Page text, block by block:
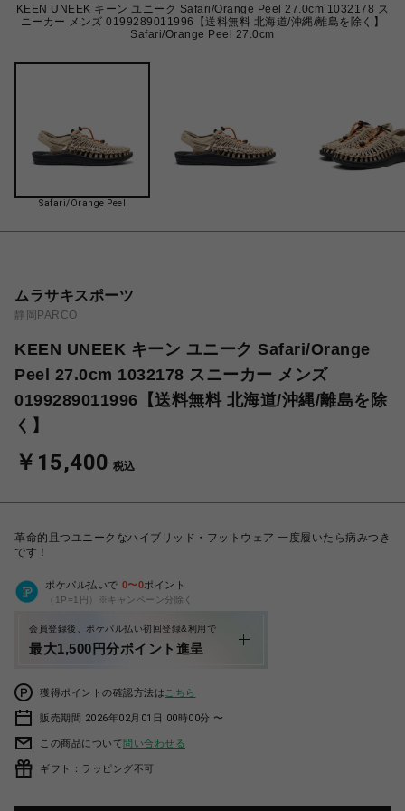
KEEN UNEEK キーン ユニーク Safari/Orange Peel 27.0cm 1032178 ス
ニーカー メンズ 0199289011996【送料無料 北海道/沖縄/離島を除く】
Safari/Orange Peel 27.0cm
Safari/Orange Peel
ムラサキスポーツ
静岡PARCO
KEEN UNEEK キーン ユニーク Safari/Orange
Peel 27.0cm 1032178 スニーカー メンズ
0199289011996【送料無料 北海道/沖縄/離島を除
く】
￥15,400 税込
革命的且つユニークなハイブリッド・フットウェア 一度履いたら病みつき
です！
ポケパル払いで 0〜0ポイント
（1P=1円）※キャンペーン分除く
会員登録後、ポケパル払い初回登録&利用で
最大1,500円分ポイント進呈
獲得ポイントの確認方法は こちら
販売期間 2026年02月01日 00時00分 〜
この商品について問い合わせる
ギフト：ラッピング不可